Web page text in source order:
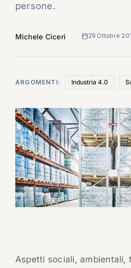
persone.
Michele Ciceri 29 Ottobre
ARGOMENTI: Industria 4.0
Aspetti sociali, ambientali,